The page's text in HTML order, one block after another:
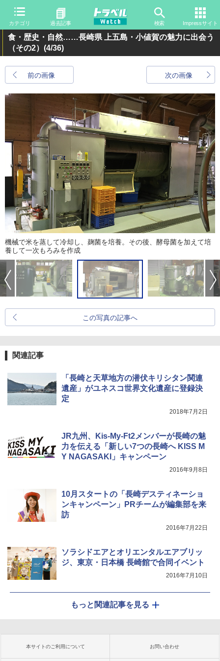
カテゴリ 過去記事 検索 Impressサイト
食・歴史・自然……長崎県 上五島・小値賀の魅力に出会う
（その2） (4/36)
前の画像 次の画像
機械で米を蒸して冷却し、麹菌を培養。その後、酵母菌を加えて培
養して一次もろみを作成
この写真の記事へ
関連記事
「長崎と天草地方の潜伏キリシタン関連
遺産」がユネスコ世界文化遺産に登録決
定
2018年7月2日
JR九州、Kis-My-Ft2メンバーが長崎の魅
力を伝える「新しい7つの長崎へ KISS M
Y NAGASAKI」キャンペーン
2016年9月8日
10月スタートの「長崎デスティネーショ
ンキャンペーン」PRチームが編集部を来
訪
2016年7月22日
ソラシドエアとオリエンタルエアブリッ
ジ、東京・日本橋 長崎館で合同イベント
2016年7月10日
もっと関連記事を見る
本サイトのご利用について お問い合わせ